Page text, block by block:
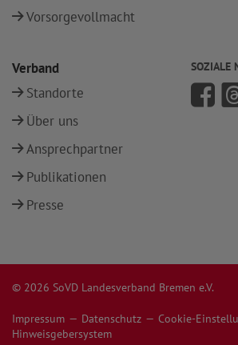
Vorsorgevollmacht
Verband
Standorte
Über uns
Ansprechpartner
Publikationen
Presse
SOZIALE
© 2026 SoVD Landesverband Bremen e.V.
Impressum Datenschutz
Cookie-
Hinweisgebersystem